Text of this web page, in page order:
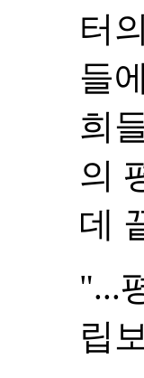
터
들
희
의
데
"...
립